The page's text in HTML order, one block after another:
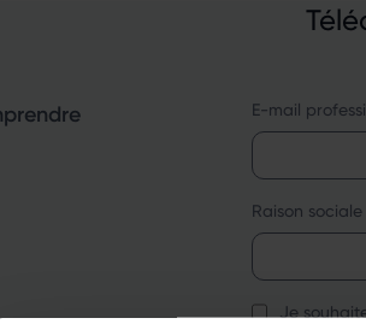
E-mail
Raison
Je